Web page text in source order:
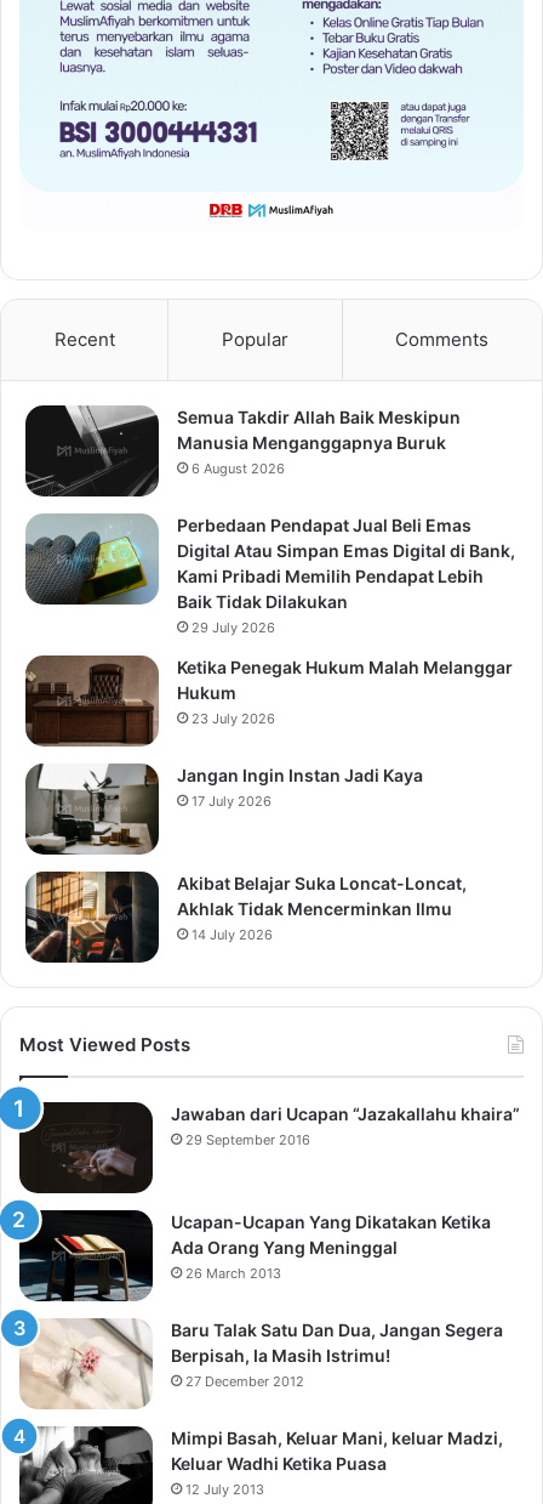
Recent Popular Comments
Semua Takdir Allah Baik Meskipun
Manusia Menganggapnya Buruk
6 August 2026
Perbedaan Pendapat Jual Beli Emas
Digital Atau Simpan Emas Digital di Bank,
Kami Pribadi Memilih Pendapat Lebih
Baik Tidak Dilakukan
29 July 2026
Ketika Penegak Hukum Malah Melanggar
Hukum
23 July 2026
Jangan Ingin Instan Jadi Kaya
17 July 2026
Akibat Belajar Suka Loncat-Loncat,
Akhlak Tidak Mencerminkan Ilmu
14 July 2026
Most Viewed Posts
Jawaban dari Ucapan “Jazakallahu khaira”
29 September 2016
Ucapan-Ucapan Yang Dikatakan Ketika
Ada Orang Yang Meninggal
26 March 2013
Baru Talak Satu Dan Dua, Jangan Segera
Berpisah, Ia Masih Istrimu!
27 December 2012
Mimpi Basah, Keluar Mani, keluar Madzi,
Keluar Wadhi Ketika Puasa
12 July 2013